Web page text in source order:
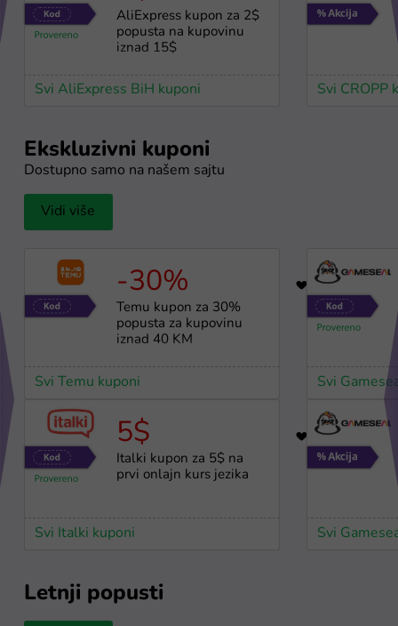
AliExpress kupon za 2$
popusta na kupovinu
iznad 15$
Svi AliExpress BiH kuponi Svi CROPP
Ekskluzivni kuponi
Dostupno samo na našem sajtu
Vidi više
-30%
Temu kupon za 30%
popusta za kupovinu
iznad 40 KM
Svi Temu kuponi
5$
Italki kupon za 5$ na
prvi onlajn kurs jezika
Svi Italki kuponi
Svi
Svi
Letnji popusti